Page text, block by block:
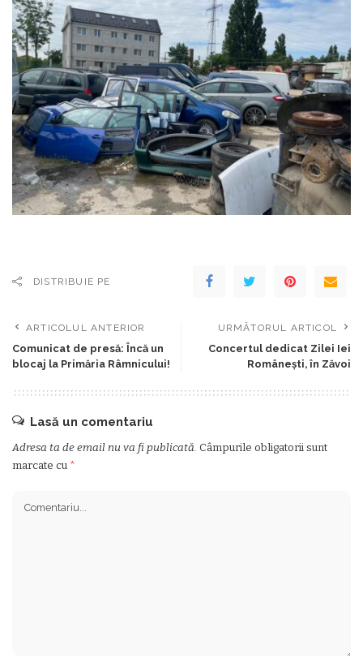
DISTRIBUIE PE
ARTICOLUL ANTERIOR
Comunicat de presă: Încă un
blocaj la Primăria Râmnicului!
URMĂTORUL ARTICOL
Concertul dedicat Zilei Iei
Românești, în Zăvoi
Lasă un comentariu
Adresa ta de email nu va fi publicată. Câmpurile obligatorii sunt
marcate cu *